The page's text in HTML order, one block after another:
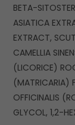
BETA-
ASIATICA
EXTRACT,
CAMELLIA
(LICORICE)
(MATRICARIA)
OFFICINALIS
GLYCOL, 1,2-